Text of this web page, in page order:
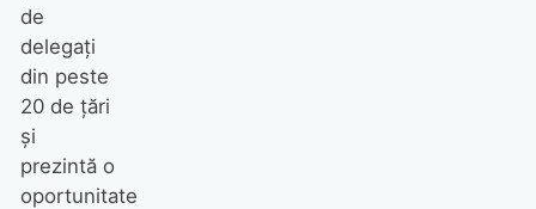
de
delegați
din peste
20 de țări
și
prezintă o
oportunitate